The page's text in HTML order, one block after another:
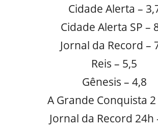
Cidade Alerta –
Cidade Alerta SP –
Jornal da Record –
Reis – 5,5
Gênesis – 4,8
A Grande Conquista 2
Jornal da Record 24h